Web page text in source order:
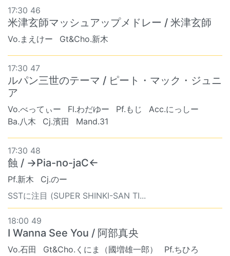
17:30 46
米津玄師マッシュアップメドレー / 米津玄師
Vo.まえけー Gt&Cho.新木
17:30 47
ルパン三世のテーマ / ピート・マック・ジュニ
ア
Vo.べってぃー Fl.わだゆー Pf.もじ
Acc.にっしー
Ba.八木
Cj.濱田 Mand.31
17:30 48
蝕 / →Pia-no-jaC←
Pf.新木
Cj.のー
SSTに注目 (SUPER SHINKI-SAN TI...
18:00 49
I Wanna See You / 阿部真央
Vo.石田 Gt&Cho.くにま（國増雄一郎）
Pf.ちひろ